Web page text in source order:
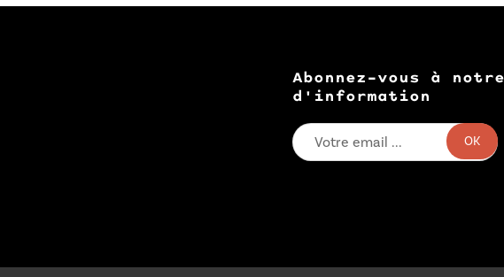
Abonnez-vous à
d'information
OK